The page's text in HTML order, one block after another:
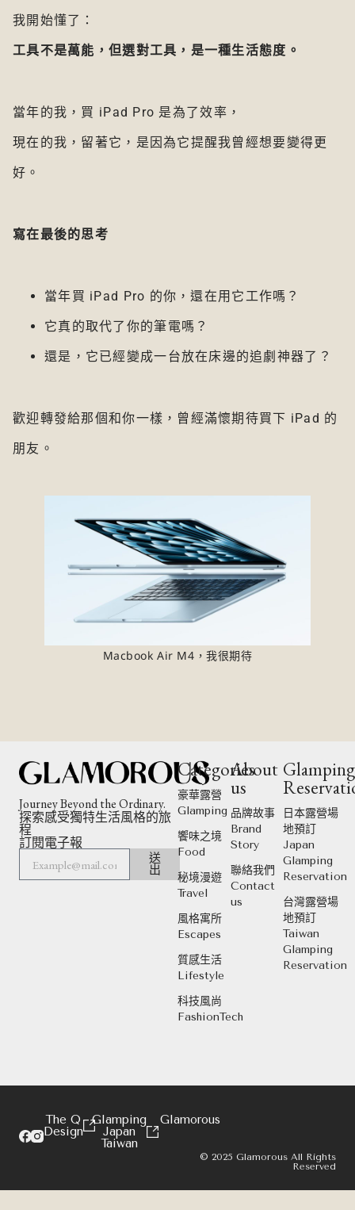
我開始懂了：
工具不是萬能，但選對工具，是一種生活態度。
當年的我，買 iPad Pro 是為了效率，
現在的我，留著它，是因為它提醒我曾經想要變得更
好。
寫在最後的思考
當年買 iPad Pro 的你，還在用它工作嗎？
它真的取代了你的筆電嗎？
還是，它已經變成一台放在床邊的追劇神器了？
歡迎轉發給那個和你一樣，曾經滿懷期待買下 iPad 的
朋友。
Macbook Air M4，我很期待
Journey Beyond the Ordinary.
探索感受獨特生活風格的旅
程
訂閱電子報
送
出
Categories
豪華露營
Glamping
饗味之境
Food
秘境漫遊
Travel
風格寓所
Escapes
質感生活
Lifestyle
科技風尚
FashionTech
About
us
品牌故事
Brand
Story
聯絡我們
Contact
us
Glamping
日本露營場
地預訂
Japan
Glamping
Reservation
台灣露營場
地預訂
Taiwan
Glamping
Reservation
The Q
Design
Glamping
Japan
Taiwan
Glamorous
© 2025 Glamorous All Rights
Reserved